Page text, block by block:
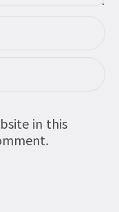
in this